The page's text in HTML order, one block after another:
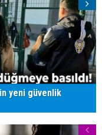
yeni güvenlik